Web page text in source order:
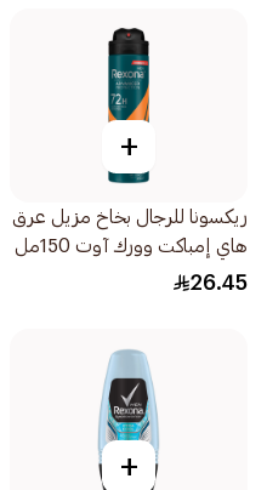
+
ريكسونا للرجال بخاخ مزيل عرق
هاي إمباكت وورك آوت 150مل
26.45
+